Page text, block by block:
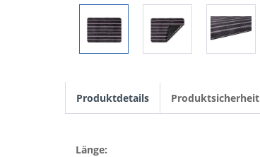
Produktdetails Produktsicherheit
Länge: